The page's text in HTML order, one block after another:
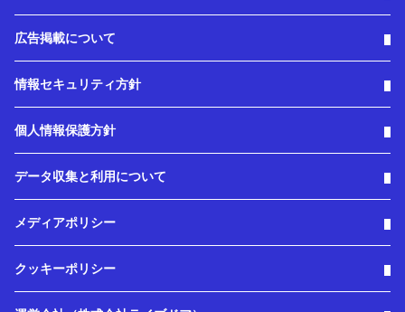
広告掲載について
情報セキュリティ方針
個人情報保護方針
データ収集と利用について
メディアポリシー
クッキーポリシー